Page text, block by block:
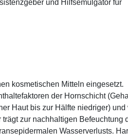
und Hilfsemulgator für
kosmetischen Mitteln eingesetzt.
der Hornschicht
Haut bis zur Hälfte niedriger) und
zur nachhaltigen Befeuchtung
Wasserverlusts.